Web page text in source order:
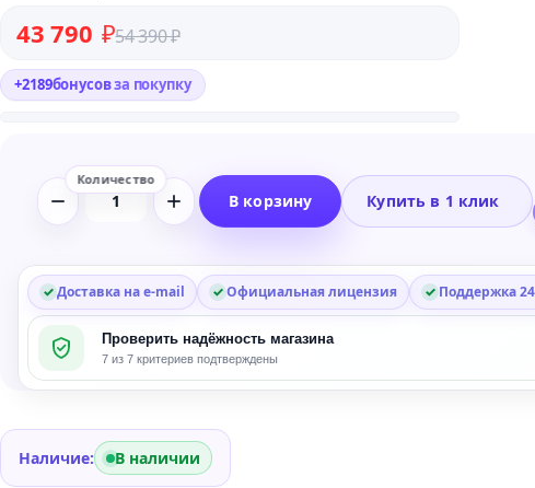
54 390₽
Первоначальная цена составляла 54 390 ₽.
43 790 ₽
Текущая цена: 43 790 ₽.
+2189бонусовза покупку
Количество
Celemony
Melodyne
Editor
-
Holiday
Upgrade
Bundle
В корзину Купить в 1 клик
Доставка на e-mail Официальная лицензия Поддержка
Проверить надёжность магазина
7 из 7 критериев подтверждены
Наличие: В наличии